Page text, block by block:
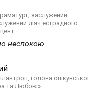
заслужений
діяч естрадного
неспокою
голова опікунської
та Любові»